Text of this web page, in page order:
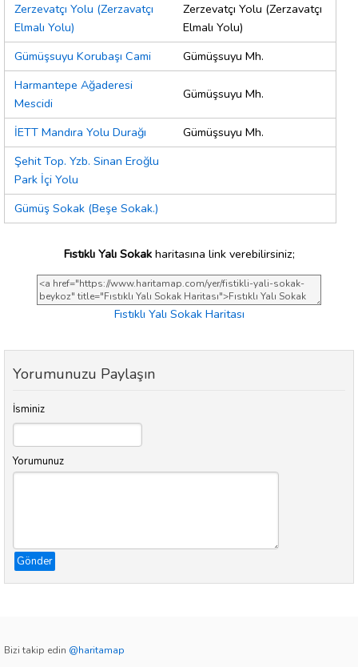
Zerzevatçı Yolu (Zerzavatçı
Elmalı Yolu)
Zerzevatçı Yolu (Zerzavatçı
Elmalı Yolu)
Gümüşsuyu Korubaşı Cami
Gümüşsuyu Mh.
Harmantepe Ağaderesi
Mescidi
Gümüşsuyu Mh.
İETT Mandıra Yolu Durağı
Gümüşsuyu Mh.
Şehit Top. Yzb. Sinan Eroğlu
Park İçi Yolu
Gümüş Sokak (Beşe Sokak.)
Fıstıklı Yalı Sokakharitasına link verebilirsiniz;
Fıstıklı Yalı Sokak Haritası
Yorumunuzu Paylaşın
İsminiz
Yorumunuz
Gönder
Bizi takip edin @haritamap